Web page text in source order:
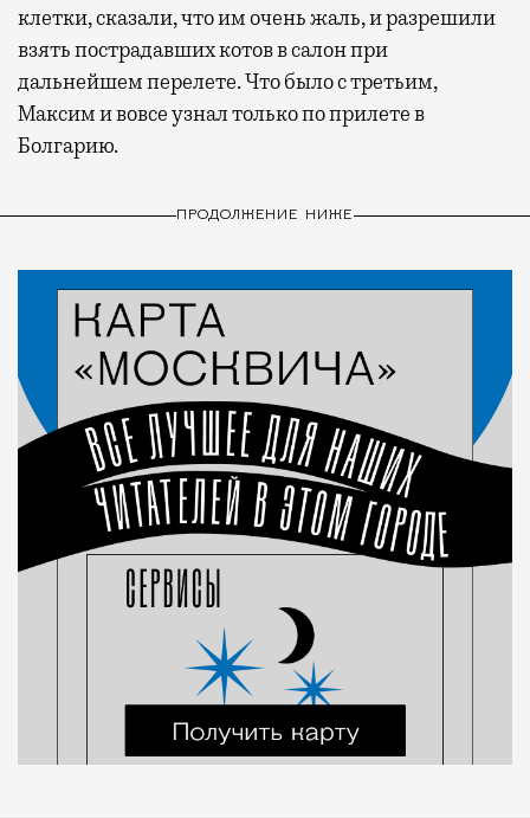
клетки, сказали, что им очень жаль, и разрешили
взять пострадавших котов в салон при
дальнейшем перелете. Что было с третьим,
Максим и вовсе узнал только по прилете в
Болгарию.
ПРОДОЛЖЕНИЕ НИЖЕ